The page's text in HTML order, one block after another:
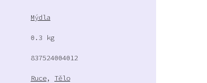
Mýdla
0.3 kg
837524004012
Ruce, Tělo